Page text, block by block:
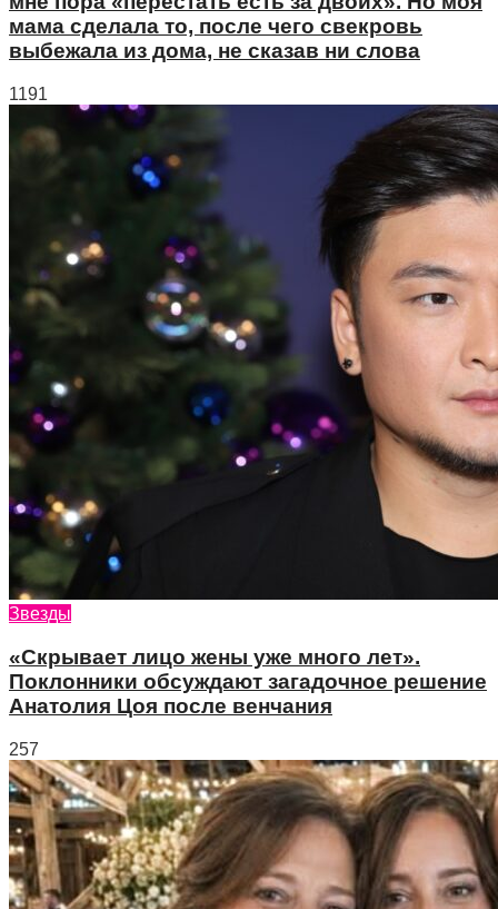
мама сделала то, после чего свекровь
выбежала из дома, не сказав ни слова
1191
Звезды
«Скрывает лицо жены уже много лет».
Поклонники обсуждают загадочное решение
Анатолия Цоя после венчания
257